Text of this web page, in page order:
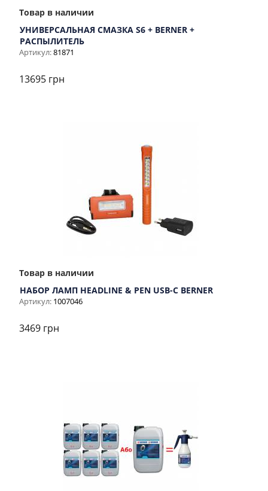
Товар в наличии
УНИВЕРСАЛЬНАЯ СМАЗКА S6 + BERNER +
РАСПЫЛИТЕЛЬ
Артикул:81871
13695 грн
Товар в наличии
НАБОР ЛАМП HEADLINE & PEN USB-C BERNER
Артикул: 1007046
3469 грн